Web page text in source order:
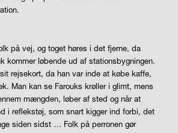
på vej, og toget høres i det fjerne, da
kommer løbende ud af stationsbygningen.
rejsekort, da han var inde at købe kaffe,
Man kan se Farouks krøller i glimt, mens
mængden, løber af sted og når at
i reflekstøj, som snart kigger ind forbi, det
siden sidst … Folk på perronen gør